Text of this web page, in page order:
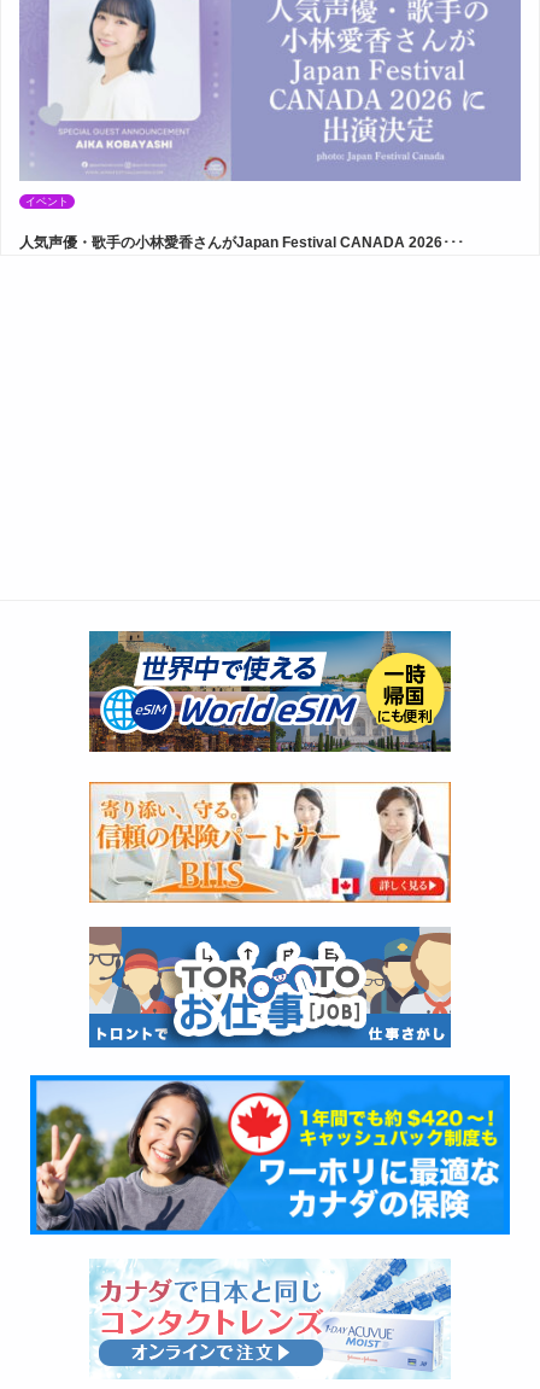
イベント
人気声優・歌手の小林愛香さんがJapan Festival CANADA 2026･･･